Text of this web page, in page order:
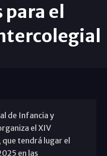
el
de Infancia y
el XIV
tendrá lugar el
en las